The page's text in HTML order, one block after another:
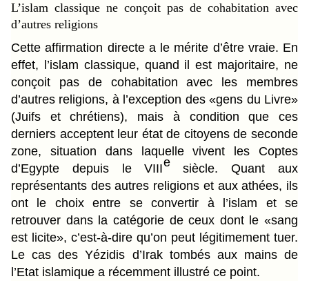
L’islam classique ne conçoit pas de cohabitation avec
d’autres religions
Cette affirmation directe a le mérite d’être vraie. En
effet, l’islam classique, quand il est majoritaire, ne
conçoit pas de cohabitation avec les membres
d’autres religions, à l’exception des «gens du Livre»
(Juifs et chrétiens), mais à condition que ces
derniers acceptent leur état de citoyens de seconde
zone, situation dans laquelle vivent les Coptes
d’Egypte depuis le VIIIe siècle. Quant aux
représentants des autres religions et aux athées, ils
ont le choix entre se convertir à l’islam et se
retrouver dans la catégorie de ceux dont le «sang
est licite», c’est-à-dire qu’on peut légitimement tuer.
Le cas des Yézidis d’Irak tombés aux mains de
l’Etat islamique a récemment illustré ce point.